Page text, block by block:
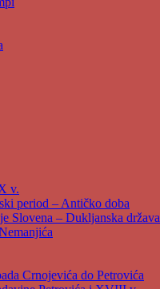
v.
period – Antičko doba
Slovena – Dukljanska država
Crnojevića do Petrovića